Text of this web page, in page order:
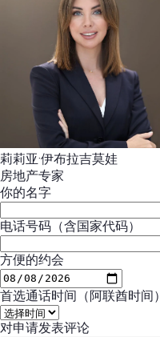
莉莉亚·伊布拉吉莫娃
房地产专家
你的名字
电话号码（含国家代码）
方便的约会
首选通话时间（阿联酋时间）
对申请发表评论